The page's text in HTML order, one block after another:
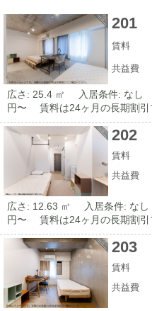
201
賃料
共益費
広さ: 25.4 ㎡ 入居条件: なし
円〜 賃料は24ヶ月の長期割引
202
賃料
共益費
広さ: 12.63 ㎡ 入居条件: なし
円〜 賃料は24ヶ月の長期割引
203
賃料
共益費